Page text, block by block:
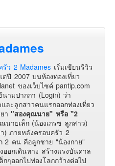
รัว 2 Madames เริ่มเขียนรีวิว
ต่ปี 2007 บนห้องท่องเที่ยว
ของเว็บไซค์ pantip.com
นามปากกา (Login) ว่า
ละลูกสาวคนแรกออกท่องเที่ยว
า "สองคุณนาย" หรือ "2
นายเล็ก (น้องเกรซ ลูกสาว)
ภายหลังครอบครัว 2
2 คน คือลูกชาย "น้องกาย"
อกเดินทาง สร้างแรงบันดาล
ๆออกไปท่องโลกกว้างต่อไป